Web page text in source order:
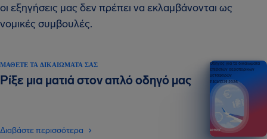
οι εξηγήσεις μας δεν πρέπει να εκλαμβάνονται ως
νομικές συμβουλές.
ΜΆΘΕΤΕ ΤΑ ΔΙΚΑΙΏΜΑΤΆ ΣΑΣ
Ρίξε μια ματιά στον απλό οδηγό μας
Διαβάστε περισσότερα
Οδηγός για τα δικαιώματα
επιβατών αεροπορικών
μεταφορών
ΕΚΔΟΣΗ 2026